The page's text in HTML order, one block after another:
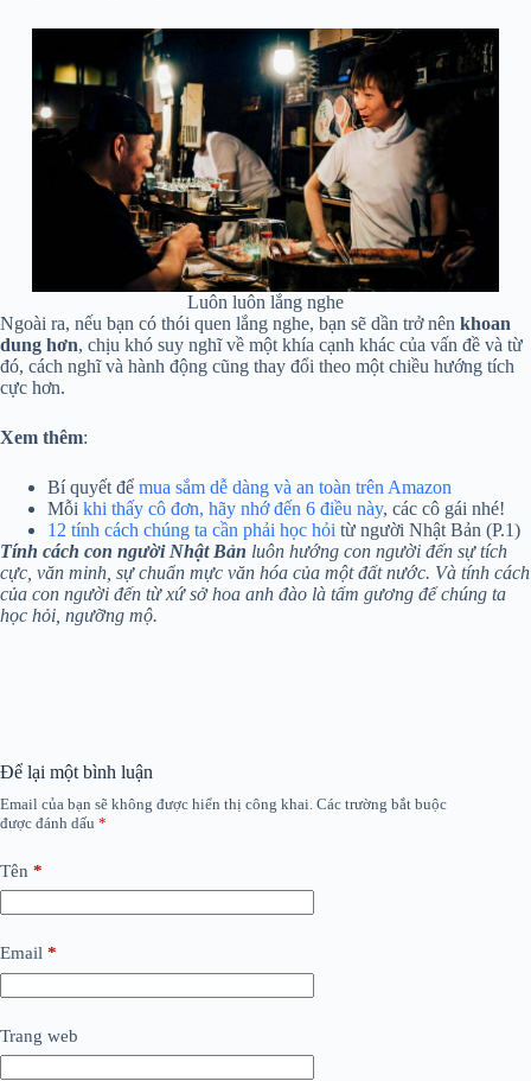
Luôn luôn lắng nghe
Ngoài ra, nếu bạn có thói quen lắng nghe, bạn sẽ dần trở nên khoan
dung hơn, chịu khó suy nghĩ về một khía cạnh khác của vấn đề và từ
đó, cách nghĩ và hành động cũng thay đổi theo một chiều hướng tích
cực hơn.
Xem thêm:
Bí quyết để mua sắm dễ dàng và an toàn trên Amazon
Mỗi khi thấy cô đơn, hãy nhớ đến 6 điều này, các cô gái nhé!
12 tính cách chúng ta cần phải học hỏi từ người Nhật Bản (P.1)
Tính cách con người Nhật Bản luôn hướng con người đến sự tích
cực, văn minh, sự chuẩn mực văn hóa của một đất nước. Và tính cách
của con người đến từ xứ sở hoa anh đào là tấm gương để chúng ta
học hỏi, ngưỡng mộ.
Để lại một bình luận
Email của bạn sẽ không được hiển thị công khai. Các trường bắt buộc
được đánh dấu *
Tên *
Email *
Trang web